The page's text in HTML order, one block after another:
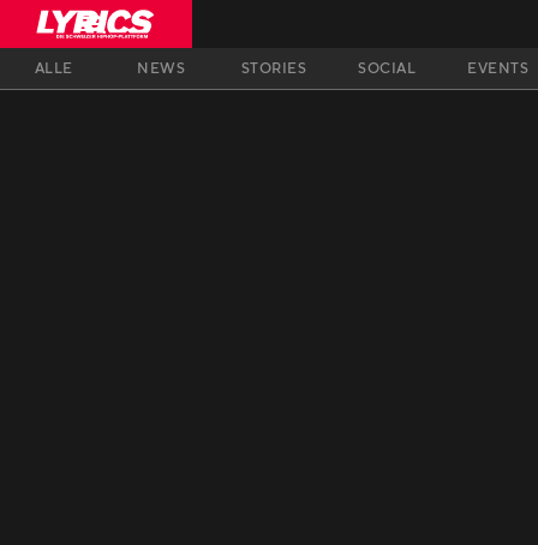
ALLE NEWS STORIES SOCIAL EVENTS